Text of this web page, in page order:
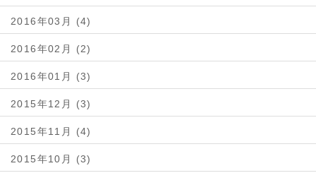
2016年03月 (4)
2016年02月 (2)
2016年01月 (3)
2015年12月 (3)
2015年11月 (4)
2015年10月 (3)